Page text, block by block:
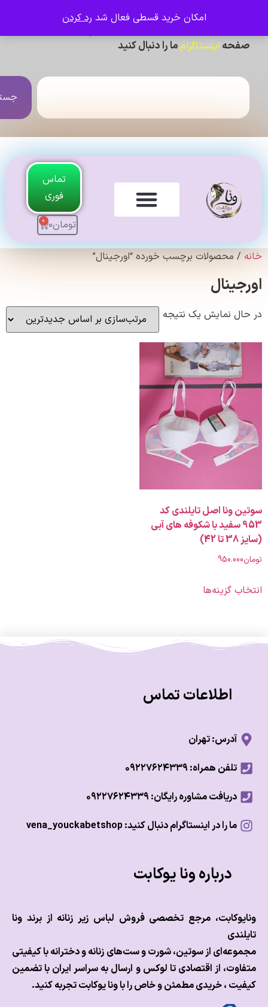
امکان خرید قسطی فعال شدرد کردن
اینستاگرامما را دنبال کنید
جستجو
تماس
فوری
0
برچسب خورده “اورجینال”
نمایش یک نتیجه
ونا اصل تایلندی کد
سفید با شکوفه های آبی
گزینه‌ها
اطلاعات تماس
آدرس: تهران
تلفن همراه: ۰۹۲۲۷۶۲۴۳۳۹
دریافت مشاوره رایگان: ۰۹۲۲۷۶۲۴۳۳۹
ما را در اینستاگرام دنبال کنید: vena_youckabetshop
درباره ونا یوکابت
مرجع تخصصی فروش لباس زیر زنانه از برند ونا
از سوتین، شورت و ست‌های زنانه و دخترانه با کیفیتی
از اقتصادی تا لوکس وارسال به سراسر ایران با تضمین
، خریدی مطمئن و خاص را با ونا یوکابت تجربه کنید.